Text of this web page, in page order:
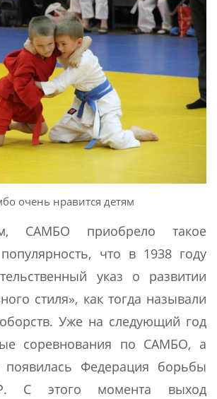
очень нравится детям
САМБО приобрело такое
что в 1938 году
указ о развитии
стиля», как тогда называли
Уже на следующий год
соревнования по САМБО, а
Федерация борьбы
С этого момента выход